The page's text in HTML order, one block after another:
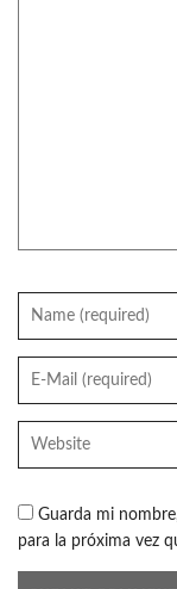
Guarda mi
para la próxima vez